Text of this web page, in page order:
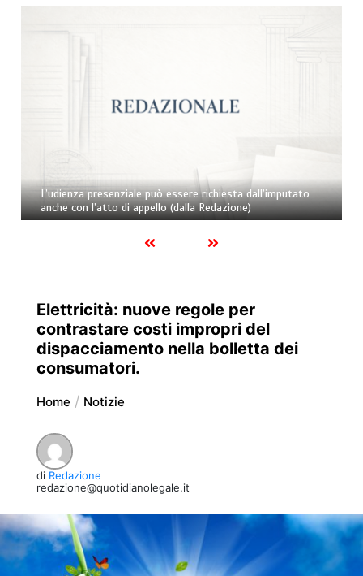
L’udienza presenziale può essere richiesta dall’imputato
anche con l’atto di appello (dalla Redazione)
Elettricità: nuove regole per
contrastare costi impropri del
dispacciamento nella bolletta dei
consumatori.
Home Notizie
di Redazione
redazione@quotidianolegale.it